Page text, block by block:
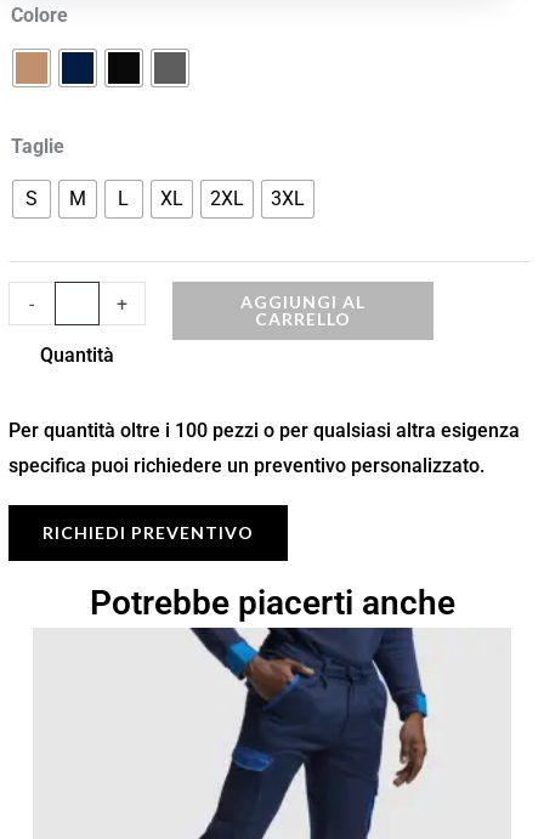
Colore
Taglie
S M L XL 2XL 3XL
- +
AGGIUNGI AL
CARRELLO
Quantità
Per quantità oltre i 100 pezzi o per qualsiasi altra esigenza
specifica puoi richiedere un preventivo personalizzato.
RICHIEDI PREVENTIVO
Potrebbe piacerti anche
di
prezzo:
da
25,30 €